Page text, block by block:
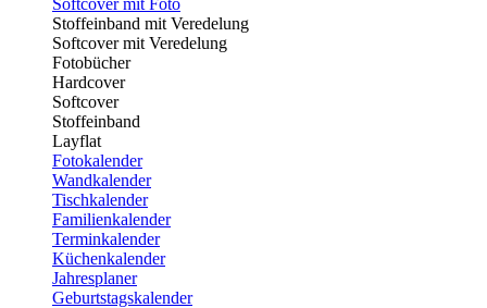
Softcover mit Foto
Stoffeinband mit Veredelung
Softcover mit Veredelung
Fotobücher
Hardcover
Softcover
Stoffeinband
Layflat
Fotokalender
Wandkalender
Tischkalender
Familienkalender
Terminkalender
Küchenkalender
Jahresplaner
Geburtstagskalender